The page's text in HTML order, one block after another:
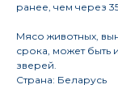
ранее, чем через
Мясо животных,
срока, может быть
зверей.
Страна: Беларусь